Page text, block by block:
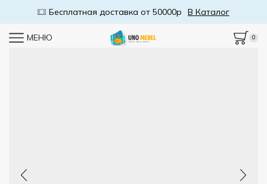
Бесплатная доставка от 50000р В Каталог
МЕНЮ 0